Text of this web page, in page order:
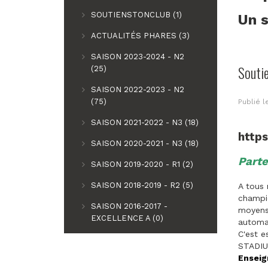
Un
Publié
A tous
C'est
SOUTIENSTONCLUB (1)
ACTUALITÉS PHARES (3)
SAISON 2023-2024 - N2
(25)
SAISON 2022-2023 - N2
(75)
SAISON 2021-2022 - N3 (18)
SAISON 2020-2021 - N3 (18)
SAISON 2019-2020 - R1 (2)
SAISON 2018-2019 - R2 (5)
SAISON 2016-2017 -
EXCELLENCE A (0)